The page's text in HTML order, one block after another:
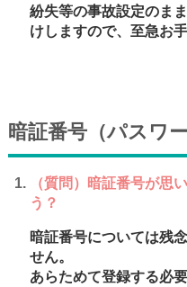
紛失等の事故設定のま
けしますので、至急お
暗証番号（パスワ
（質問）暗証番号が思
う？
暗証番号については残
せん。
あらためて登録する必